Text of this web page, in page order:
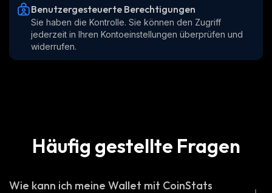
Benutzergesteuerte Berechtigungen
Sie haben die Kontrolle. Sie können den Zugriff
jederzeit in Ihren Kontoeinstellungen überprüfen und
widerrufen.
Häufig gestellte Fragen
Wie kann ich meine Wallet mit CoinStats